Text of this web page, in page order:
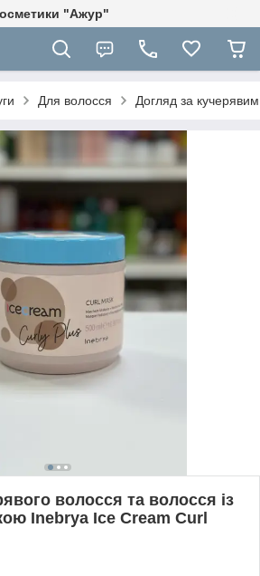
"Ажур"
Для волосся Догляд за
волосся та волосся із
Inebrya Ice Сream Сurl